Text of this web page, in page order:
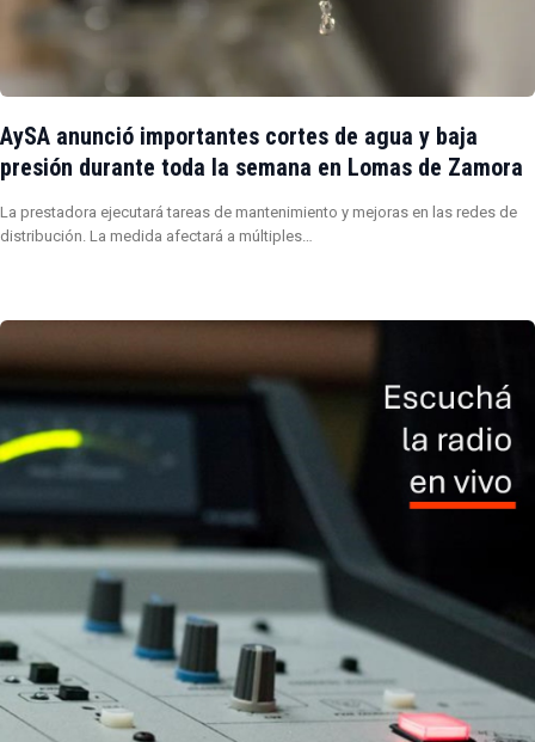
AySA anunció importantes cortes de agua y baja
presión durante toda la semana en Lomas de Zamora
La prestadora ejecutará tareas de mantenimiento y mejoras en las redes de
distribución. La medida afectará a múltiples…